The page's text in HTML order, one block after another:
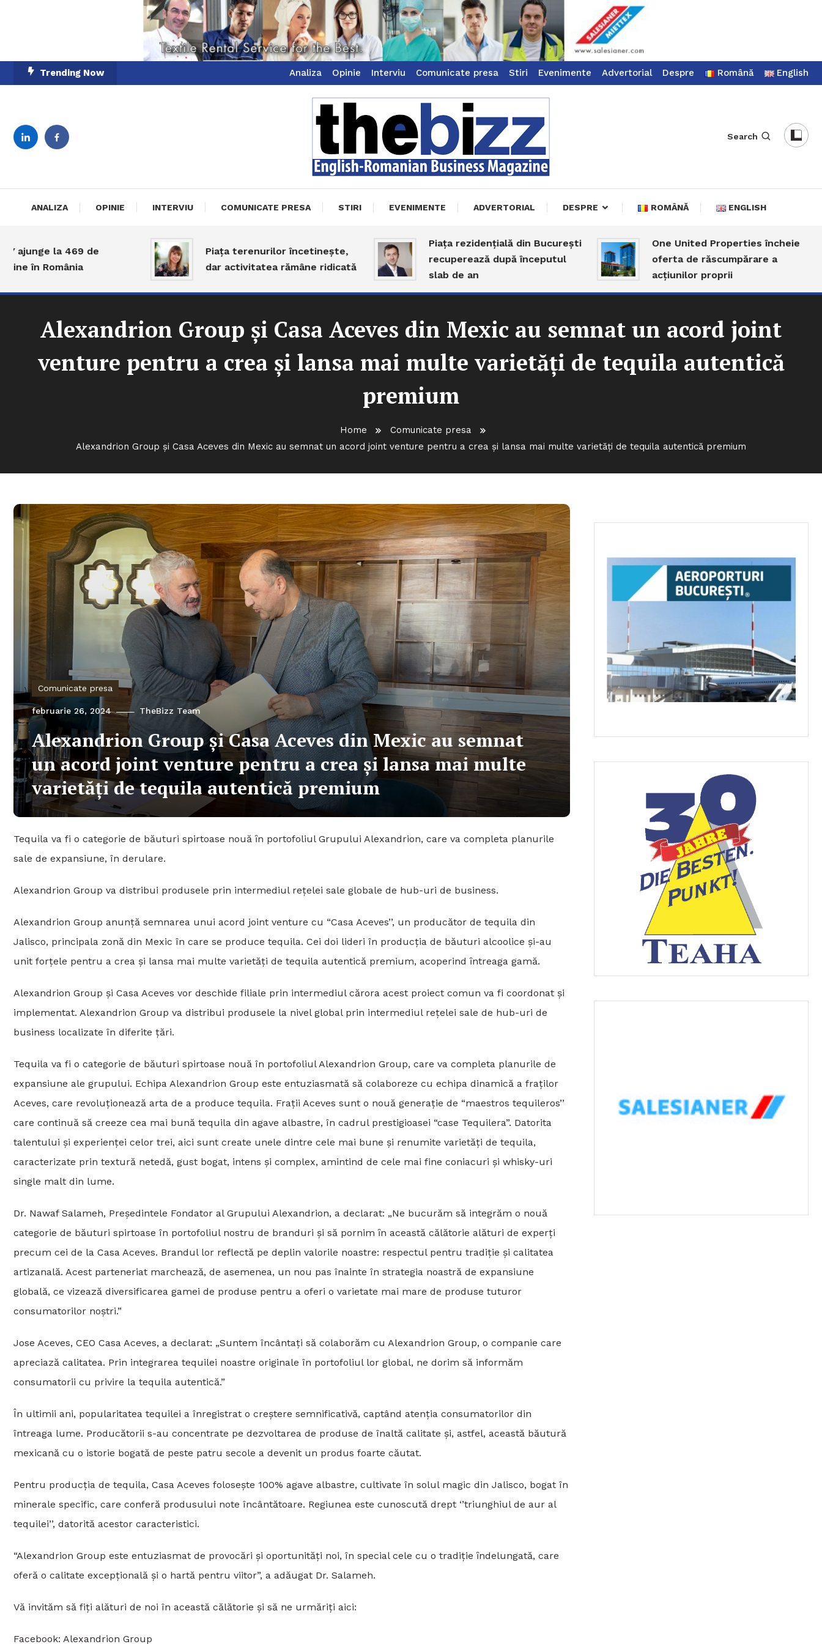
To
Trending Now Analiza Opinie Interviu Comunicate presa Stiri Evenimente Advertorial Despre Română English
TheBizz
Search
ANALIZA OPINIE INTERVIU COMUNICATE PRESA STIRI EVENIMENTE ADVERTORIAL DESPRE ROMÂNĂ ENGLISH
la 469 de
România
Piața terenurilor încetinește,
dar activitatea rămâne ridicată
Piața rezidențială din București
recuperează după începutul
slab de an
One United Properties încheie
oferta de răscumpărare a
acțiunilor proprii
Alexandrion Group și Casa Aceves din Mexic au semnat un acord joint
venture pentru a crea și lansa mai multe varietăţi de tequila autentică
premium
Home
Comunicate presa
Alexandrion Group și Casa Aceves din Mexic au semnat un acord joint venture pentru a crea și lansa mai multe varietăţi de tequila autentică premium
Comunicate presa
februarie 26, 2024 TheBizz Team
Alexandrion Group și Casa Aceves din Mexic au semnat
un acord joint venture pentru a crea și lansa mai multe
varietăţi de tequila autentică premium
Tequila va fi o categorie de băuturi spirtoase nouă ȋn portofoliul Grupului Alexandrion, care va completa planurile
sale de expansiune, în derulare.
Alexandrion Group va distribui produsele prin intermediul rețelei sale globale de hub-uri de business.
Alexandrion Group anunţă semnarea unui acord joint venture cu “Casa Aceves’’, un producător de tequila din
Jalisco, principala zonă din Mexic în care se produce tequila. Cei doi lideri în producţia de băuturi alcoolice și-au
unit forțele pentru a crea și lansa mai multe varietăţi de tequila autentică premium, acoperind ȋntreaga gamă.
Alexandrion Group și Casa Aceves vor deschide filiale prin intermediul cărora acest proiect comun va fi coordonat și
implementat. Alexandrion Group va distribui produsele la nivel global prin intermediul reţelei sale de hub-uri de
business localizate în diferite ţări.
Tequila va fi o categorie de băuturi spirtoase nouă în portofoliul Alexandrion Group, care va completa planurile de
expansiune ale grupului. Echipa Alexandrion Group este entuziasmată să colaboreze cu echipa dinamică a fraților
Aceves, care revoluționează arta de a produce tequila. Fraţii Aceves sunt o nouă generație de “maestros tequileros’’
care continuă să creeze cea mai bună tequila din agave albastre, în cadrul prestigioasei “case Tequilera”. Datorita
talentului şi experienţei celor trei, aici sunt create unele dintre cele mai bune şi renumite varietăţi de tequila,
caracterizate prin textură netedă, gust bogat, intens și complex, amintind de cele mai fine coniacuri și whisky-uri
single malt din lume.
Dr. Nawaf Salameh, Președintele Fondator al Grupului Alexandrion, a declarat: „Ne bucurăm să integrăm o nouă
categorie de băuturi spirtoase în portofoliul nostru de branduri și să pornim ȋn această călătorie alături de experți
precum cei de la Casa Aceves. Brandul lor reflectă pe deplin valorile noastre: respectul pentru tradiție și calitatea
artizanală. Acest parteneriat marchează, de asemenea, un nou pas înainte în strategia noastră de expansiune
globală, ce vizează diversificarea gamei de produse pentru a oferi o varietate mai mare de produse tuturor
consumatorilor noștri.”
Jose Aceves, CEO Casa Aceves, a declarat: „Suntem încântați să colaborăm cu Alexandrion Group, o companie care
apreciază calitatea. Prin integrarea tequilei noastre originale în portofoliul lor global, ne dorim să informăm
consumatorii cu privire la tequila autentică.”
În ultimii ani, popularitatea tequilei a înregistrat o creștere semnificativă, captând atenția consumatorilor din
întreaga lume. Producătorii s-au concentrate pe dezvoltarea de produse de înaltă calitate şi, astfel, această băutură
mexicană cu o istorie bogată de peste patru secole a devenit un produs foarte căutat.
Pentru producţia de tequila, Casa Aceves foloseşte 100% agave albastre, cultivate în solul magic din Jalisco, bogat în
minerale specific, care conferă produsului note încântătoare. Regiunea este cunoscută drept ‘’triunghiul de aur al
tequilei’’, datorită acestor caracteristici.
“Alexandrion Group este entuziasmat de provocări și oportunități noi, în special cele cu o tradiţie ȋndelungată, care
oferă o calitate excepțională și o hartă pentru viitor”, a adăugat Dr. Salameh.
Vă invităm să fiţi alături de noi în această călătorie și să ne urmăriți aici:
Facebook: Alexandrion Group